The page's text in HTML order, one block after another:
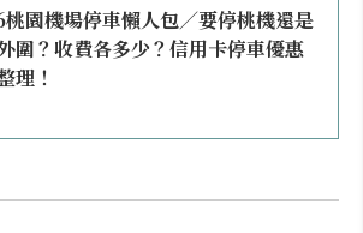
園機場停車懶人包／要停桃機還是
圍？收費各多少？信用卡停車優惠
理！